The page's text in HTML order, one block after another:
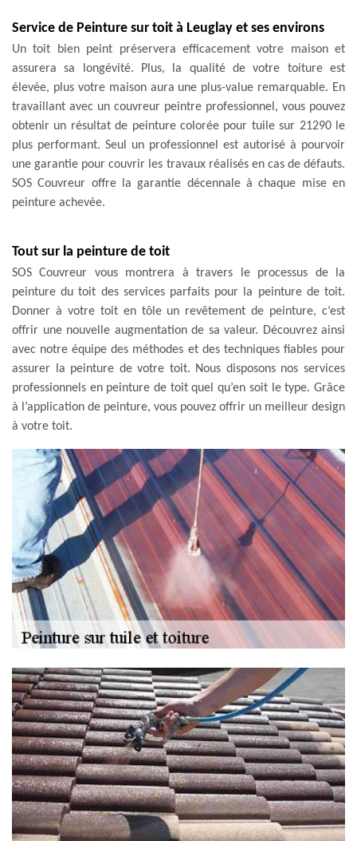
Service de Peinture sur toit à Leuglay et ses environs
Un toit bien peint préservera efficacement votre maison et
assurera sa longévité. Plus, la qualité de votre toiture est
élevée, plus votre maison aura une plus-value remarquable. En
travaillant avec un couvreur peintre professionnel, vous pouvez
obtenir un résultat de peinture colorée pour tuile sur 21290 le
plus performant. Seul un professionnel est autorisé à pourvoir
une garantie pour couvrir les travaux réalisés en cas de défauts.
SOS Couvreur offre la garantie décennale à chaque mise en
peinture achevée.
Tout sur la peinture de toit
SOS Couvreur vous montrera à travers le processus de la
peinture du toit des services parfaits pour la peinture de toit.
Donner à votre toit en tôle un revêtement de peinture, c’est
offrir une nouvelle augmentation de sa valeur. Découvrez ainsi
avec notre équipe des méthodes et des techniques fiables pour
assurer la peinture de votre toit. Nous disposons nos services
professionnels en peinture de toit quel qu’en soit le type. Grâce
à l’application de peinture, vous pouvez offrir un meilleur design
à votre toit.